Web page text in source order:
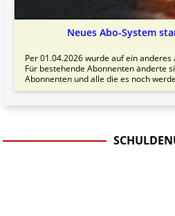
Neues Abo-System
Per 01.04.2026 wurde auf ein
Für bestehende Abonnenten änderte
Abonnenten und alle die es noch